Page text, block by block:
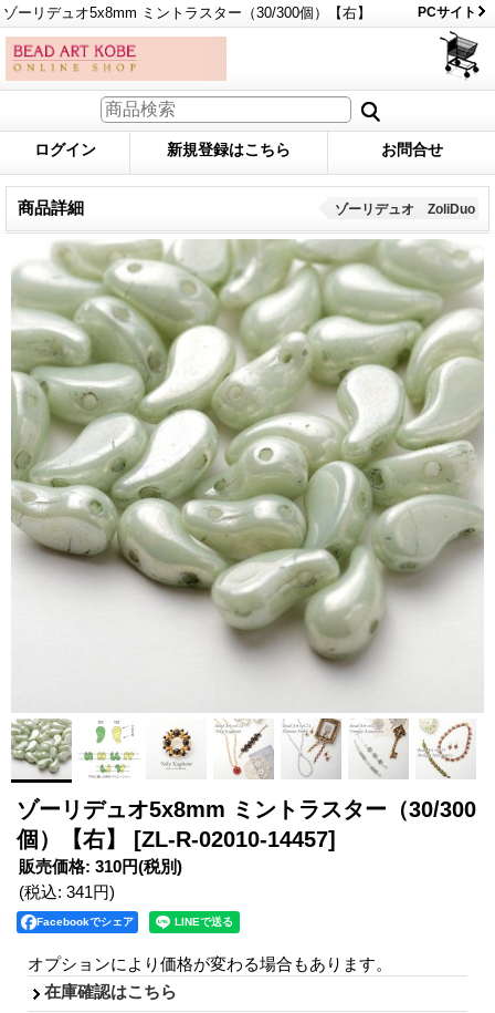
ゾーリデュオ5x8mm ミントラスター（30/300個）【右】 PCサイト
ログイン 新規登録はこちら お問合せ
商品詳細 ゾーリデュオ ZoliDuo
ゾーリデュオ5x8mm ミントラスター（30/300
個）【右】 [ZL-R-02010-14457]
販売価格: 310円(税別)
(税込: 341円)
Facebookでシェア
オプションにより価格が変わる場合もあります。
在庫確認はこちら